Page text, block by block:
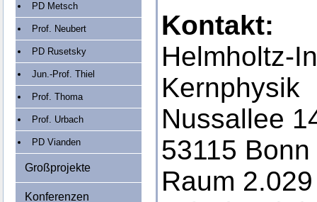
PD Metsch
Prof. Neubert
PD Rusetsky
Jun.-Prof. Thiel
Prof. Thoma
Prof. Urbach
PD Vianden
Großprojekte
Konferenzen
Kontakt:
Helmholtz-
Kernphysik
Nussallee
53115 Bonn
Raum 2.029